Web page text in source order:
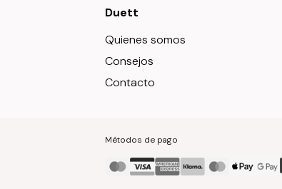
Duett
Quienes somos
Consejos
Contacto
Métodos de pago